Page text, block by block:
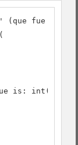
fue
is: int(10)